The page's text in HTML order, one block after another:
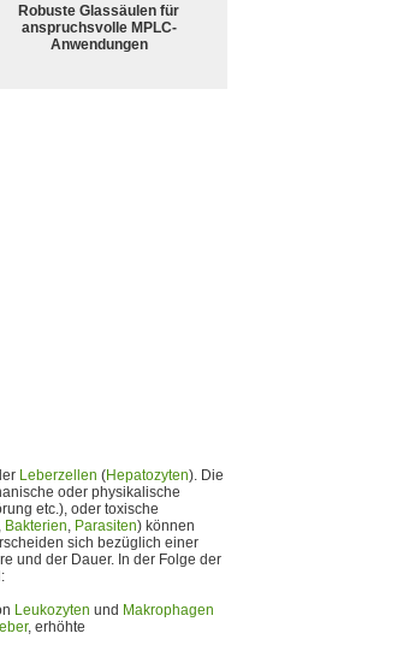
Robuste Glassäulen für
anspruchsvolle MPLC-
Anwendungen
Leberzellen (Hepatozyten). Die
oder physikalische
etc.), oder toxische
, Bakterien, Parasiten) können
sich bezüglich einer
und der Dauer. In der Folge der
Leukozyten und Makrophagen
, erhöhte